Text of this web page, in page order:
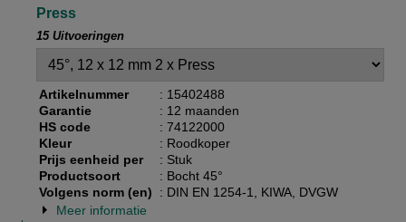
Press
15 Uitvoeringen
Artikelnummer
: 15402488
Garantie
: 12 maanden
HS code
: 74122000
Kleur
: Roodkoper
Prijs eenheid per
: Stuk
Productsoort
: Bocht 45°
Volgens norm (en)
: DIN EN 1254-1, KIWA, DVGW
Meer informatie